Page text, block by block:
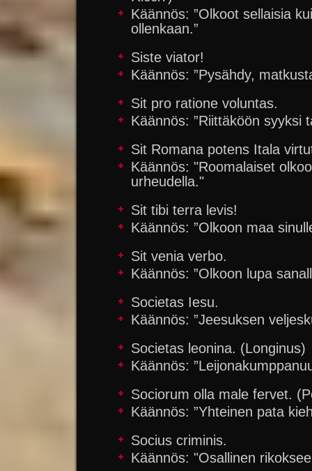
Käännös: ”Olkoot sellaisia
ollenkaan.”
Siste viator!
Käännös: ”Pysähdy,
Sit pro ratione voluntas.
Käännös: ”Riittäköön syyksi
Sit Romana potens Itala
Käännös: "Roomalaiset
urheudella."
Sit tibi terra levis!
Käännös: ”Olkoon maa
Sit venia verbo.
Käännös: ”Olkoon lupa
Societas Iesu.
Käännös: ”Jeesuksen
Societas leonina. (Longinus)
Käännös:
Sociorum olla male fervet.
Käännös: ”Yhteinen pata
Socius criminis.
Käännös: "Osallinen